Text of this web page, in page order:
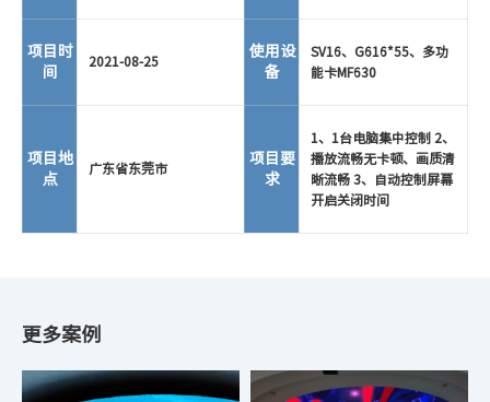
项目时
间
2021-08-25
使用设
备
SV16、G616*55、多功
能卡MF630
项目地
点
广东省东莞市
项目要
求
1、1台电脑集中控制 2、
播放流畅无卡顿、画质清
晰流畅 3、自动控制屏幕
开启关闭时间
更多案例